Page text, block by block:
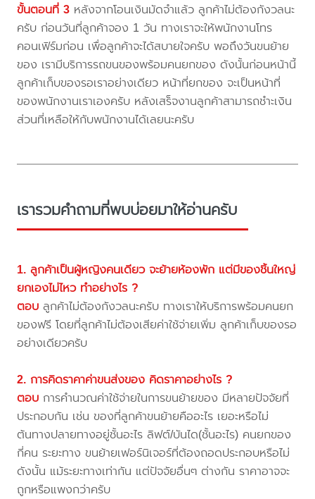
ขั้นตอนที่ 3 หลังจากโอนเงินมัดจำแล้ว ลูกค้าไม่ต้องกังวลนะ
ครับ ก่อนวันที่ลูกค้าจอง 1 วัน ทางเราจะให้พนักงานโทร
คอนเฟิร์มก่อน เพื่อลูกค้าจะได้สบายใจครับ พอถึงวันขนย้าย
ของ เรามีบริการรถขนของพร้อมคนยกของ ดังนั้นก่อนหน้านี้
ลูกค้าเก็บของรอเราอย่างเดียว หน้าที่ยกของ จะเป็นหน้าที่
ของพนักงานเราเองครับ หลังเสร็จงานลูกค้าสามารถชำะเงิน
ส่วนที่เหลือให้กับพนักงานได้เลยนะครับ
เรารวมคำถามที่พบบ่อยมาให้อ่านครับ
1. ลูกค้าเป็นผู้หญิงคนเดียว จะย้ายห้องพัก แต่มีของชิ้นใหญ่
ยกเองไม่ไหว ทำอย่างไร ?
ตอบ ลูกค้าไม่ต้องกังวลนะครับ ทางเราให้บริการพร้อมคนยก
ของฟรี โดยที่ลูกค้าไม่ต้องเสียค่าใช้จ่ายเพิ่ม ลูกค้าเก็บของรอ
อย่างเดียวครับ
2. การคิดราคาค่าขนส่งของ คิดราคาอย่างไร ?
ตอบ การคำนวณค่าใช้จ่ายในการขนย้ายของ มีหลายปัจจัยที่
ประกอบกัน เช่น ของที่ลูกค้าขนย้ายคืออะไร เยอะหรือไม่
ต้นทางปลายทางอยู่ชั้นอะไร ลิฟต์/บันได(ชั้นอะไร) คนยกของ
กี่คน ระยะทาง ขนย้ายเฟอร์นิเจอร์ที่ต้องถอดประกอบหรือไม่
ดังนั้น แม้ระยะทางเท่ากัน แต่ปัจจัยอื่นๆ ต่างกัน ราคาอาจจะ
ถูกหรือแพงกว่าครับ